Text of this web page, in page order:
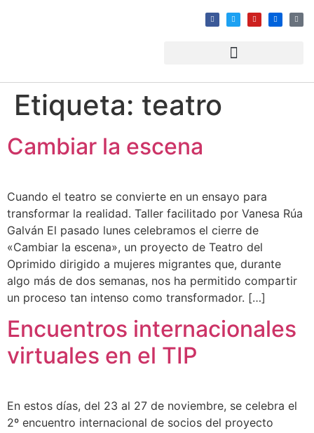
Etiqueta: teatro
Cambiar la escena
Cuando el teatro se convierte en un ensayo para
transformar la realidad. Taller facilitado por Vanesa Rúa
Galván El pasado lunes celebramos el cierre de
«Cambiar la escena», un proyecto de Teatro del
Oprimido dirigido a mujeres migrantes que, durante
algo más de dos semanas, nos ha permitido compartir
un proceso tan intenso como transformador. […]
Encuentros internacionales
virtuales en el TIP
En estos días, del 23 al 27 de noviembre, se celebra el
2º encuentro internacional de socios del proyecto